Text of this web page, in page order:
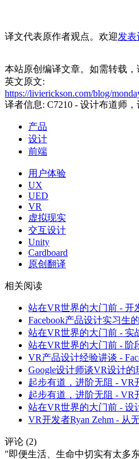
译文代表原作者观点。欢迎发表
本站原创编译文章。如需转载
英文原文:
https://livierickson.com/blog/
译者信息: C7210 - 设计布道师，
产品
设计
前端
用户体验
UX
UED
VR
虚拟现实
交互设计
Unity
Cardboard
原创翻译
相关阅读
站在VR世界的大门前 - 开
Facebook产品设计实习生
站在VR世界的大门前 - 实
站在VR世界的大门前 - 阶
VR产品设计经验讲谈 -
Google设计师谈VR设计
起步有道，进阶无阻 - VR
起步有道，进阶无阻 - VR
站在VR世界的大门前 - 设
VR开发者Ryan Zehm - 从
评论 (2)
"即便生活、生命中切实有太多